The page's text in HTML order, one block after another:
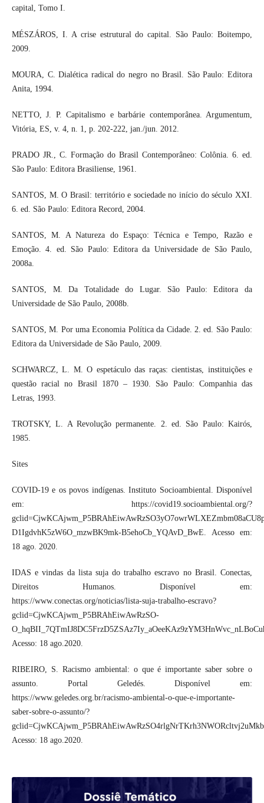
capital, Tomo I.
MÉSZÁROS, I. A crise estrutural do capital. São Paulo: Boitempo,
2009.
MOURA, C. Dialética radical do negro no Brasil. São Paulo: Editora
Anita, 1994.
NETTO, J. P. Capitalismo e barbárie contemporânea. Argumentum,
Vitória, ES, v. 4, n. 1, p. 202-222, jan./jun. 2012.
PRADO JR., C. Formação do Brasil Contemporâneo: Colônia. 6. ed.
São Paulo: Editora Brasiliense, 1961.
SANTOS, M. O Brasil: território e sociedade no início do século XXI.
6. ed. São Paulo: Editora Record, 2004.
SANTOS, M. A Natureza do Espaço: Técnica e Tempo, Razão e
Emoção. 4. ed. São Paulo: Editora da Universidade de São Paulo,
2008a.
SANTOS, M. Da Totalidade do Lugar. São Paulo: Editora da
Universidade de São Paulo, 2008b.
SANTOS, M. Por uma Economia Política da Cidade. 2. ed. São Paulo:
Editora da Universidade de São Paulo, 2009.
SCHWARCZ, L. M. O espetáculo das raças: cientistas, instituições e
questão racial no Brasil 1870 – 1930. São Paulo: Companhia das
Letras, 1993.
TROTSKY, L. A Revolução permanente. 2. ed. São Paulo: Kairós,
1985.
Sites
COVID-19 e os povos indígenas. Instituto Socioambiental. Disponível
em: https://covid19.socioambiental.org/?
D1IgdvhK5zW6O_mzwBK9mk-B5ehoCb_YQAvD_BwE. Acesso em:
18 ago. 2020.
IDAS e vindas da lista suja do trabalho escravo no Brasil. Conectas,
Direitos Humanos. Disponível em:
https://www.conectas.org/noticias/lista-suja-trabalho-escravo?
gclid=CjwKCAjwm_P5BRAhEiwAwRzSO-
Acesso: 18 ago.2020.
RIBEIRO, S. Racismo ambiental: o que é importante saber sobre o
assunto. Portal Geledés. Disponível em:
https://www.geledes.org.br/racismo-ambiental-o-que-e-importante-
saber-sobre-o-assunto/?
Acesso: 18 ago.2020.